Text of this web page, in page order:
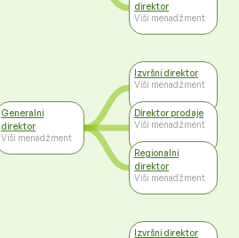
Generalni
direktor
Viši menadžment
direktor
Viši menadžment
Izvršni direktor
Viši menadžment
Direktor prodaje
Viši menadžment
Regionalni
direktor
Viši menadžment
Izvršni direktor